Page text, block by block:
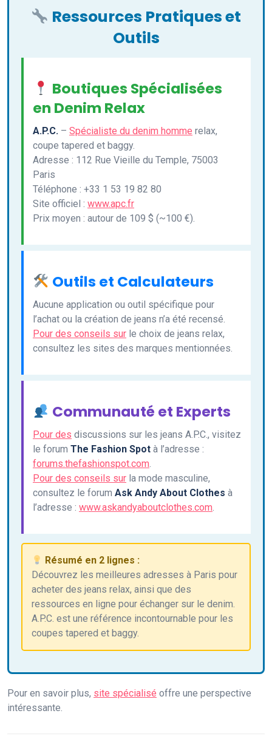
Ressources Pratiques et
Outils
Boutiques Spécialisées
en Denim Relax
A.P.C. – Spécialiste du denim homme relax,
coupe tapered et baggy.
Adresse : 112 Rue Vieille du Temple, 75003
Paris
Téléphone : +33 1 53 19 82 80
Site officiel : www.apc.fr
Prix moyen : autour de 109 $ (~100 €).
Outils et Calculateurs
Aucune application ou outil spécifique pour
l’achat ou la création de jeans n’a été recensé.
Pour des conseils sur le choix de jeans relax,
consultez les sites des marques mentionnées.
Communauté et Experts
Pour des discussions sur les jeans A.P.C., visitez
le forum The Fashion Spot à l’adresse :
forums.thefashionspot.com.
Pour des conseils sur la mode masculine,
consultez le forum Ask Andy About Clothes à
l’adresse : www.askandyaboutclothes.com.
Résumé en 2 lignes :
Découvrez les meilleures adresses à Paris pour
acheter des jeans relax, ainsi que des
ressources en ligne pour échanger sur le denim.
A.P.C. est une référence incontournable pour les
coupes tapered et baggy.
Pour en savoir plus, site spécialisé offre une perspective
intéressante.